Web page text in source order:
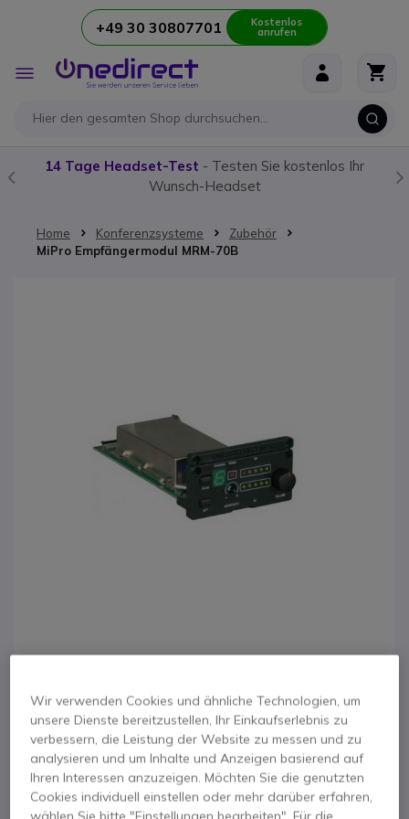
Zum Inhalt springen+49 30 30807701 Kostenlos
anrufen
Navigation
umschalten
14 Tage Headset-Test - Testen Sie kostenlos Ihr
Wunsch-Headset
Home Konferenzsysteme
Zubehör
MiPro Empfängermodul MRM-70B
MiPro
Empfängermodul
MRM-70B
Zum Anfang der Bildgalerie springen
Wir verwenden Cookies und ähnliche Technologien, um
unsere Dienste bereitzustellen, Ihr Einkaufserlebnis zu
verbessern, die Leistung der Website zu messen und zu
analysieren und um Inhalte und Anzeigen basierend auf
Ihren Interessen anzuzeigen. Möchten Sie die genutzten
Cookies individuell einstellen oder mehr darüber erfahren,
wählen Sie bitte "Einstellungen bearbeiten". Für die